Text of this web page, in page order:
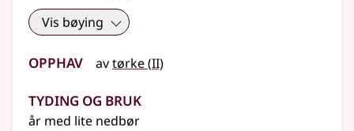
Vis bøying
Opphav avtørke(2
II)
Tyding og bruk
år med lite nedbør